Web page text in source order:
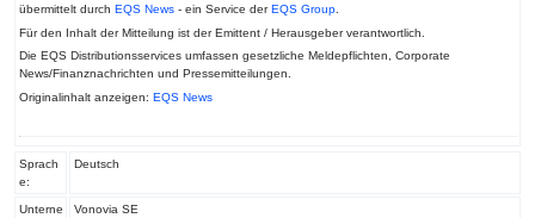
übermittelt durch EQS News- ein Service derEQS Group.
Für den Inhalt der Mitteilung ist der Emittent / Herausgeber verantwortlich.
Die EQS Distributionsservices umfassen gesetzliche Meldepflichten, Corporate
News/Finanznachrichten und Pressemitteilungen.
Originalinhalt anzeigen: EQS News
Sprach
e:
Deutsch
Unterne
Vonovia SE